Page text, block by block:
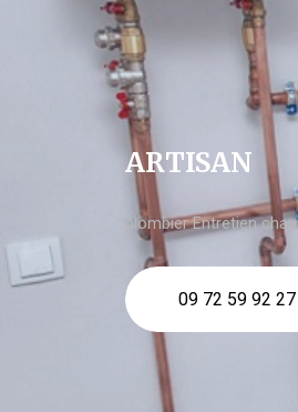
ARTISAN
plombier Entretien
09 72 59 92 27